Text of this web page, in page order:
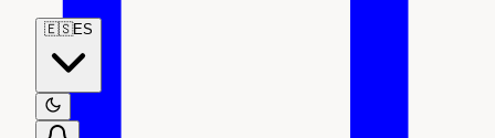
🇪🇸ES